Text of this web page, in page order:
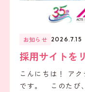
お知らせ 2026.7.15
採用サイトを
こんにちは！ ア
です。 このたび